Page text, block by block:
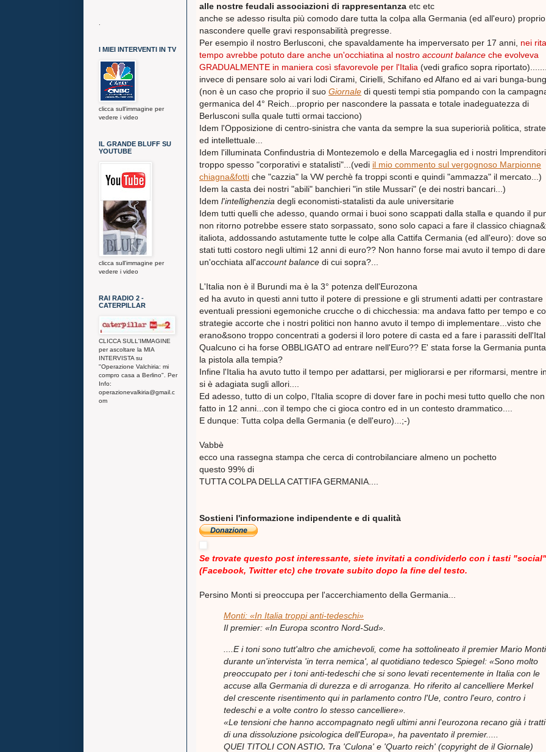
alle nostre feudali associazioni di rappresentanza etc etc
anche se adesso risulta più comodo dare tutta la colpa alla Germania (ed all'euro)
nascondere quelle gravi responsabilità pregresse.
Per esempio il nostro Berlusconi, che spavaldamente ha imperversato per 17 anni, nei
tempo avrebbe potuto dare anche un'occhiatina al nostro account balance che evolveva
GRADUALMENTE in maniera così sfavorevole per l'Italia (vedi grafico sopra
invece di pensare solo ai vari lodi Cirami, Cirielli, Schifano ed Alfano ed ai vari bunga-
(non è un caso che proprio il suo Giornale di questi tempi stia pompando con la
germanica del 4° Reich...proprio per nascondere la passata e totale inadeguatezza di
Berlusconi sulla quale tutti ormai tacciono)
Idem l'Opposizione di centro-sinistra che vanta da sempre la sua superiorià politica,
ed intellettuale...
Idem l'illuminata Confindustria di Montezemolo e della Marcegaglia ed i nostri Imprenditori
troppo spesso "corporativi e statalisti"...(vedi il mio commento sul vergognoso Marpionne
chiagna&fotti che "cazzia" la VW perchè fa troppi sconti e quindi "ammazza" il mercato...)
Idem la casta dei nostri "abili" banchieri "in stile Mussari" (e dei nostri bancari...)
Idem l'intellighenzia degli economisti-statalisti da aule universitarie
Idem tutti quelli che adesso, quando ormai i buoi sono scappati dalla stalla e quando il
non ritorno potrebbe essere stato sorpassato, sono solo capaci a fare il classico
italiota, addossando astutamente tutte le colpe alla Cattifa Cermania (ed all'euro): dove
stati tutti costoro negli ultimi 12 anni di euro?? Non hanno forse mai avuto il tempo di dare
un'occhiata all'account balance di cui sopra?...
L'Italia non è il Burundi ma è la 3° potenza dell'Eurozona
ed ha avuto in questi anni tutto il potere di pressione e gli strumenti adatti per contrastare
eventuali pressioni egemoniche crucche o di chicchessia: ma andava fatto per tempo e
strategie accorte che i nostri politici non hanno avuto il tempo di implementare...visto che
erano&sono troppo concentrati a godersi il loro potere di casta ed a fare i parassiti
Qualcuno ci ha forse OBBLIGATO ad entrare nell'Euro?? E' stata forse la Germania
la pistola alla tempia?
Infine l'Italia ha avuto tutto il tempo per adattarsi, per migliorarsi e per riformarsi, mentre
si è adagiata sugli allori....
Ed adesso, tutto di un colpo, l'Italia scopre di dover fare in pochi mesi tutto quello che
fatto in 12 anni...con il tempo che ci gioca contro ed in un contesto drammatico....
E dunque: Tutta colpa della Germania (e dell'euro)...;-)
Vabbè
ecco una rassegna stampa che cerca di controbilanciare almeno un pochetto
questo 99% di
TUTTA COLPA DELLA CATTIFA GERMANIA....
Sostieni l'informazione indipendente e di qualità
Se trovate questo post interessante, siete invitati a condividerlo con i tasti "social"
(Facebook, Twitter etc) che trovate subito dopo la fine del testo.
Persino Monti si preoccupa per l'accerchiamento della Germania...
Monti: «In Italia troppi anti-tedeschi»
Il premier: «In Europa scontro Nord-Sud».
....E i toni sono tutt'altro che amichevoli, come ha sottolineato il premier Mario Monti
durante un'intervista 'in terra nemica', al quotidiano tedesco Spiegel: «Sono molto
preoccupato per i toni anti-tedeschi che si sono levati recentemente in Italia con le
accuse alla Germania di durezza e di arroganza. Ho riferito al cancelliere Merkel
del crescente risentimento qui in parlamento contro l'Ue, contro l'euro, contro i
tedeschi e a volte contro lo stesso cancelliere».
«Le tensioni che hanno accompagnato negli ultimi anni l'eurozona recano già i tratti
di una dissoluzione psicologica dell'Europa», ha paventato il premier.....
QUEI TITOLI CON ASTIO. Tra 'Culona' e 'Quarto reich' (copyright de il Giornale)
I MIEI INTERVENTI IN TV
clicca sull'immagine per
vedere i video
IL GRANDE BLUFF SU
YOUTUBE
clicca sull'immagine per
vedere i video
RAI RADIO 2 -
CATERPILLAR
CLICCA SULL'IMMAGINE
per ascoltare la MIA
INTERVISTA su
"Operazione Valchiria: mi
compro casa a Berlino". Per
Info:
operazionevalkiria@gmail.c
om